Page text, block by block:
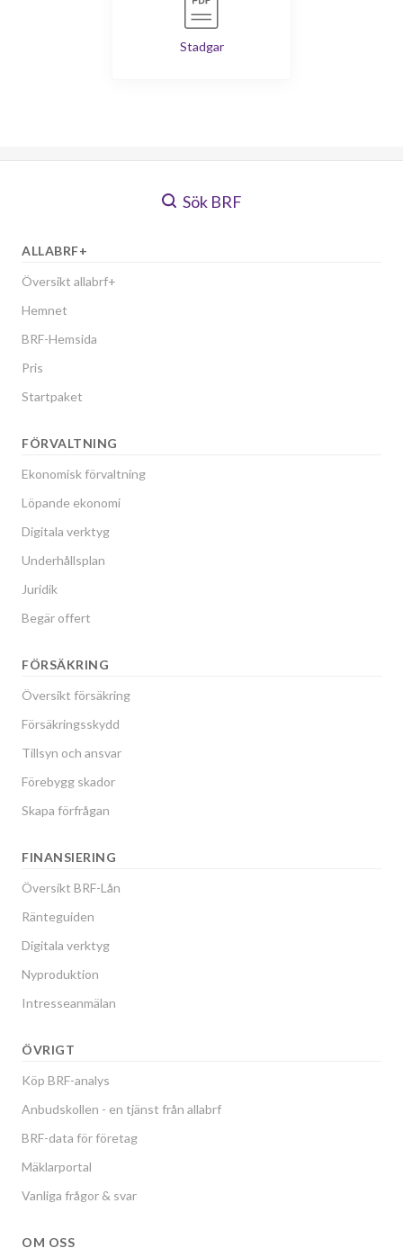
Stadgar
Sök BRF
ALLABRF+
Översikt allabrf+
Hemnet
BRF-Hemsida
Pris
Startpaket
FÖRVALTNING
Ekonomisk förvaltning
Löpande ekonomi
Digitala verktyg
Underhållsplan
Juridik
Begär offert
FÖRSÄKRING
Översikt försäkring
Försäkringsskydd
Tillsyn och ansvar
Förebygg skador
Skapa förfrågan
FINANSIERING
Översikt BRF-Lån
Ränteguiden
Digitala verktyg
Nyproduktion
Intresseanmälan
ÖVRIGT
Köp BRF-analys
Anbudskollen - en tjänst från allabrf
BRF-data för företag
Mäklarportal
Vanliga frågor & svar
OM OSS